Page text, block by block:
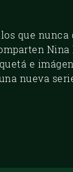
que
Nina
e
nueva